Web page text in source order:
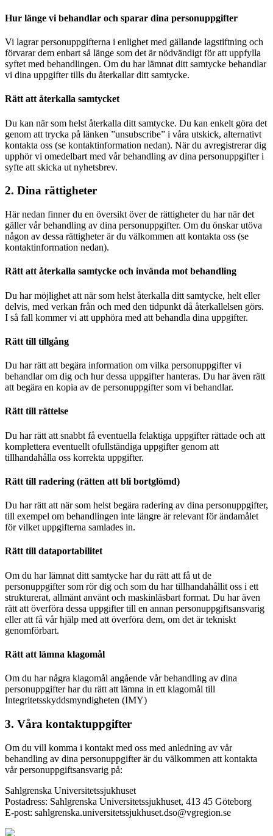
Hur länge vi behandlar och sparar dina personuppgifter
Vi lagrar personuppgifterna i enlighet med gällande lagstiftning och
förvarar dem enbart så länge som det är nödvändigt för att uppfylla
syftet med behandlingen. Om du har lämnat ditt samtycke behandlar
vi dina uppgifter tills du återkallar ditt samtycke.
Rätt att återkalla samtycket
Du kan när som helst återkalla ditt samtycke. Du kan enkelt göra det
genom att trycka på länken ”unsubscribe” i våra utskick, alternativt
kontakta oss (se kontaktinformation nedan). När du avregistrerar dig
upphör vi omedelbart med vår behandling av dina personuppgifter i
syfte att skicka ut nyhetsbrev.
2. Dina rättigheter
Här nedan finner du en översikt över de rättigheter du har när det
gäller vår behandling av dina personuppgifter. Om du önskar utöva
någon av dessa rättigheter är du välkommen att kontakta oss (se
kontaktinformation nedan).
Rätt att återkalla samtycke och invända mot behandling
Du har möjlighet att när som helst återkalla ditt samtycke, helt eller
delvis, med verkan från och med den tidpunkt då återkallelsen görs.
I så fall kommer vi att upphöra med att behandla dina uppgifter.
Rätt till tillgång
Du har rätt att begära information om vilka personuppgifter vi
behandlar om dig och hur dessa uppgifter hanteras. Du har även rätt
att begära en kopia av de personuppgifter som vi behandlar.
Rätt till rättelse
Du har rätt att snabbt få eventuella felaktiga uppgifter rättade och att
komplettera eventuellt ofullständiga uppgifter genom att
tillhandahålla oss korrekta uppgifter.
Rätt till radering (rätten att bli bortglömd)
Du har rätt att när som helst begära radering av dina personuppgifter,
till exempel om behandlingen inte längre är relevant för ändamålet
för vilket uppgifterna samlades in.
Rätt till dataportabilitet
Om du har lämnat ditt samtycke har du rätt att få ut de
personuppgifter som rör dig och som du har tillhandahållit oss i ett
strukturerat, allmänt använt och maskinläsbart format. Du har även
rätt att överföra dessa uppgifter till en annan personuppgiftsansvarig
eller att få vår hjälp med att överföra dem, om det är tekniskt
genomförbart.
Rätt att lämna klagomål
Om du har några klagomål angående vår behandling av dina
personuppgifter har du rätt att lämna in ett klagomål till
Integritetsskyddsmyndigheten (IMY)
3. Våra kontaktuppgifter
Om du vill komma i kontakt med oss med anledning av vår
behandling av dina personuppgifter är du välkommen att kontakta
vår personuppgiftsansvarig på:
Sahlgrenska Universitetssjukhuset
Postadress: Sahlgrenska Universitetssjukhuset, 413 45 Göteborg
E-post: sahlgrenska.universitetssjukhuset.dso@vgregion.se